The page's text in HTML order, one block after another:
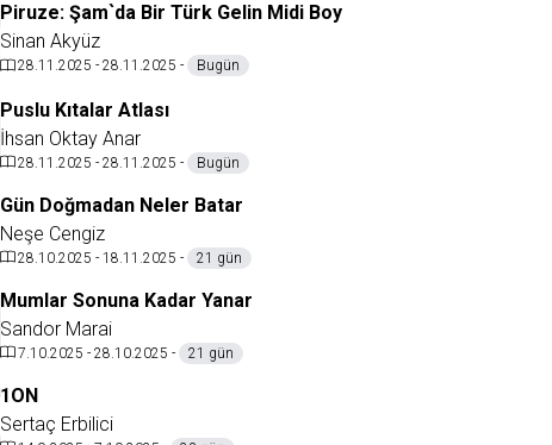
Piruze: Şam`da Bir Türk Gelin Midi Boy
Sinan Akyüz
28.11.2025 - 28.11.2025 - Bugün
Puslu Kıtalar Atlası
İhsan Oktay Anar
28.11.2025 - 28.11.2025 - Bugün
Gün Doğmadan Neler Batar
Neşe Cengiz
28.10.2025 - 18.11.2025 - 21 gün
Mumlar Sonuna Kadar Yanar
Sandor Marai
7.10.2025 - 28.10.2025 - 21 gün
1ON
Sertaç Erbilici